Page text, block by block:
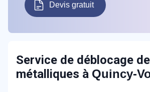
Devis gratuit
Service de déblocage
métalliques à Quincy-